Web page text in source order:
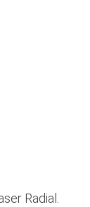
Radial.